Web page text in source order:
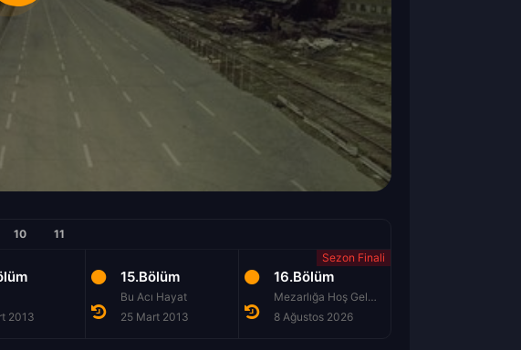
10 11
2013
15.Bölüm
Bu Acı Hayat
25 Mart 2013
16.Bölüm
Mezarlığa Hoş Geldiniz
8 Ağustos 2026